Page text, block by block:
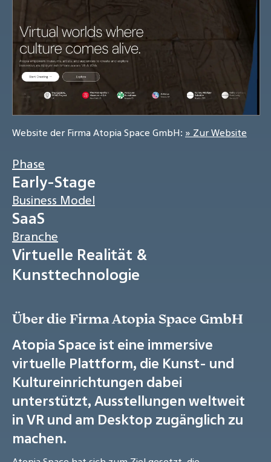
Website der Firma Atopia Space GmbH: » Zur Website
Phase
Early-Stage
Business Model
SaaS
Branche
Virtuelle Realität &
Kunsttechnologie
Über die Firma Atopia Space GmbH
Atopia Space ist eine immersive
virtuelle Plattform, die Kunst- und
Kultureinrichtungen dabei
unterstützt, Ausstellungen weltweit
in VR und am Desktop zugänglich zu
machen.